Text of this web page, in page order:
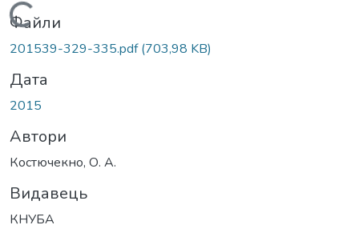
Вантажиться...
Файли
201539-329-335.pdf(703,98 KB)
Дата
2015
Автори
Костючекно, О. А.
Видавець
КНУБА